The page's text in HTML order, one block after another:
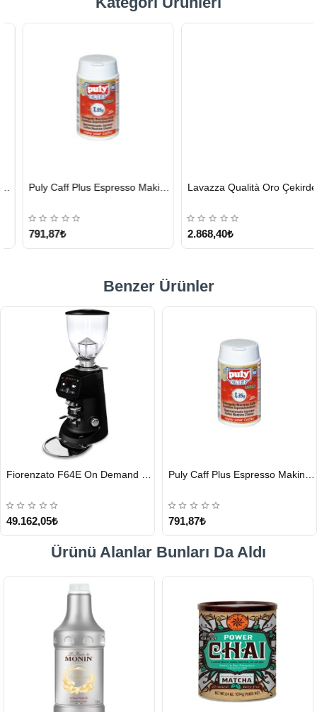
GÖNDERİ
Puly Caff Plus Espresso Makinesi Temizleyici Tablet 100 x 1.35 G
791,87₺
GÖNDERİ
Lavazza Qualità Oro Çekirdek Kahve 1 KG x 2
2.868,40₺
Benzer Ürünler
GÖNDERİ
49.162,05₺
GÖNDERİ
791,87₺
Ürünü Alanlar Bunları Da Aldı